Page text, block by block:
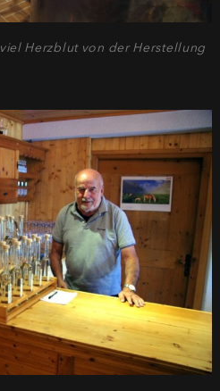
Herzblut von der Herstellung